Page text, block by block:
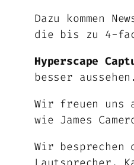
Dazu kommen
die bis zu 4-
Hyperscape
besser aussehen.
Wir freuen uns
wie James
Wir besprechen